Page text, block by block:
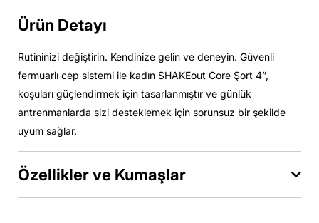
Ürün Detayı
Rutininizi değiştirin. Kendinize gelin ve deneyin. Güvenli
fermuarlı cep sistemi ile kadın SHAKEout Core Şort 4”,
koşuları güçlendirmek için tasarlanmıştır ve günlük
antrenmanlarda sizi desteklemek için sorunsuz bir şekilde
uyum sağlar.
Özellikler ve Kumaşlar